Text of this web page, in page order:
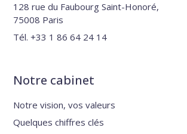
128 rue du Faubourg Saint-Honoré,
75008 Paris
Tél.+33 1 86 64 24 14
Notre cabinet
Notre vision, vos valeurs
Quelques chiffres clés